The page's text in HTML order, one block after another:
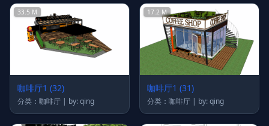
33.5 M
咖啡厅1 (32)
分类：咖啡厅 | by: qing
17.2 M
咖啡厅1 (31)
分类：咖啡厅 | by: qing